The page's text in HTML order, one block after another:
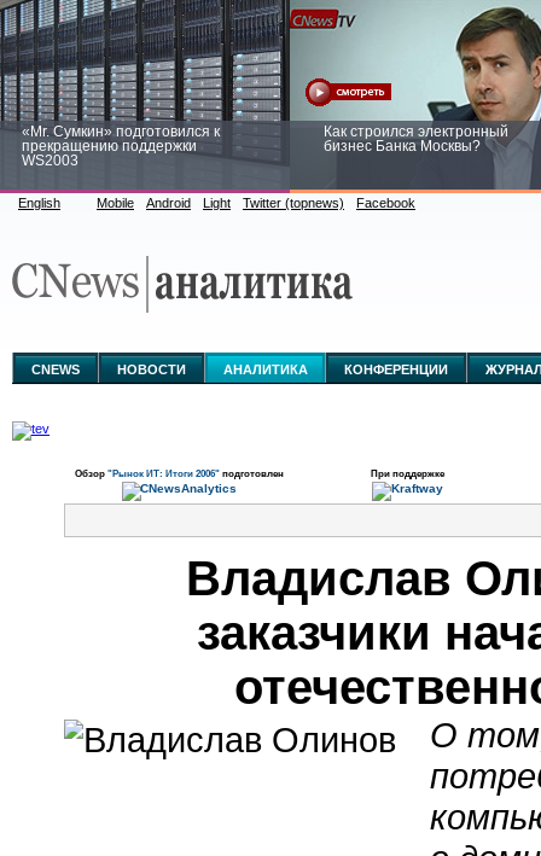
«Mr. Сумкин» подготовился к
прекращению поддержки
WS2003
Как строился электронный
бизнес Банка Москвы?
аналитике
English Mobile Android Light Twitter (topnews) Facebook
CNEWS НОВОСТИ АНАЛИТИКА КОНФЕРЕНЦИИ
Обзор "Рынок ИТ: Итоги 2006" подготовлен При поддержке
Владислав
заказчики
О том,